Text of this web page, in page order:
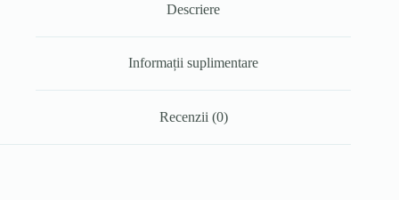
Descriere
Informații suplimentare
Recenzii (0)